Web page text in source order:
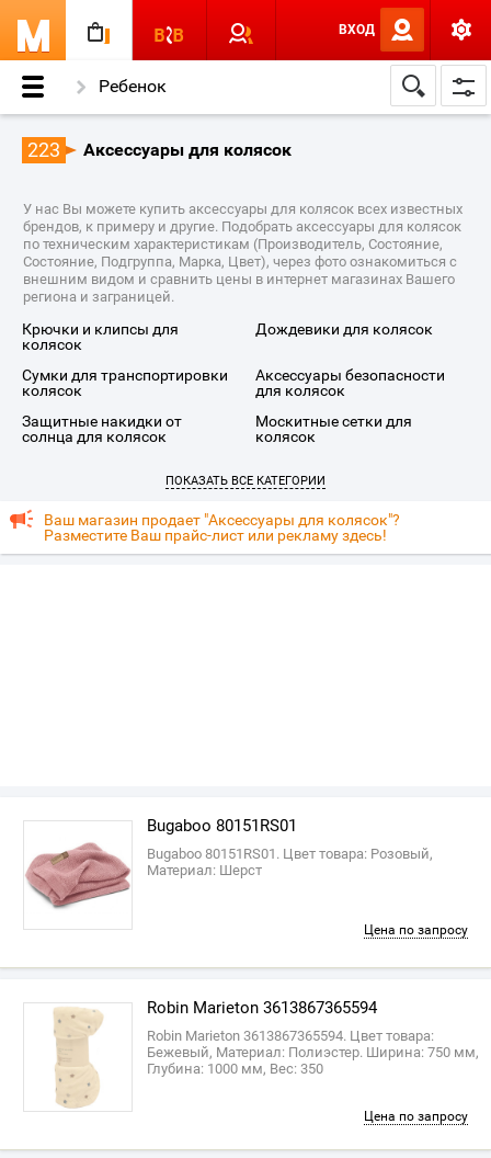
ВХОД
Ребенок
223 Аксессуары для колясок
У нас Вы можете купить аксессуары для колясок всех известных
брендов, к примеру и другие. Подобрать аксессуары для колясок
по техническим характеристикам (Производитель, Состояние,
Состояние, Подгруппа, Марка, Цвет), через фото ознакомиться с
внешним видом и сравнить цены в интернет магазинах Вашего
региона и заграницей.
крючки и клипсы для
колясок
дождевики для колясок
сумки для транспортировки
колясок
аксессуары безопасности
для колясок
защитные накидки от
солнца для колясок
москитные сетки для
колясок
ПОКАЗАТЬ ВСЕ КАТЕГОРИИ
Ваш магазин продает "Аксессуары для колясок"?
Разместите Ваш прайс-лист или рекламу здесь!
Bugaboo 80151RS01
Bugaboo 80151RS01. Цвет товара: Розовый,
Материал: Шерст
Цена по запросу
Robin Marieton 3613867365594
Robin Marieton 3613867365594. Цвет товара:
Бежевый, Материал: Полиэстер. Ширина: 750 мм,
Глубина: 1000 мм, Вес: 350
Цена по запросу